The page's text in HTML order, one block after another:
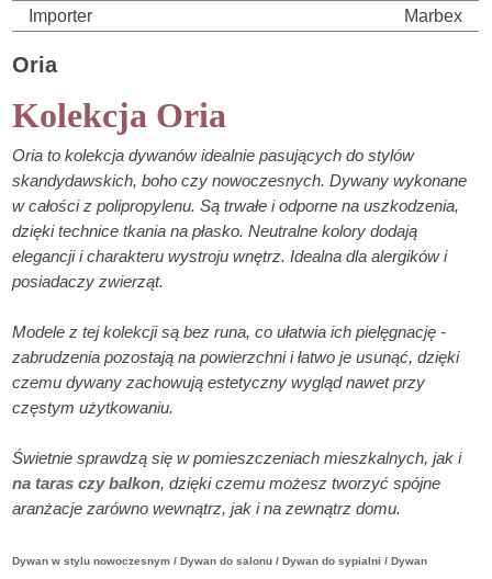
Importer
Marbex
Oria
Kolekcja Oria
Oria to kolekcja dywanów idealnie pasujących do stylów
skandydawskich, boho czy nowoczesnych. Dywany wykonane
w całości z polipropylenu. Są trwałe i odporne na uszkodzenia,
dzięki technice tkania na płasko. Neutralne kolory dodają
elegancji i charakteru wystroju wnętrz. Idealna dla alergików i
posiadaczy zwierząt.
Modele z tej kolekcji są bez runa, co ułatwia ich pielęgnację -
zabrudzenia pozostają na powierzchni i łatwo je usunąć, dzięki
czemu dywany zachowują estetyczny wygląd nawet przy
częstym użytkowaniu.
Świetnie sprawdzą się w pomieszczeniach mieszkalnych, jak i
na taras czy balkon, dzięki czemu możesz tworzyć spójne
aranżacje zarówno wewnątrz, jak i na zewnątrz domu.
Dywan w stylu nowoczesnym / Dywan do salonu / Dywan do sypialni / Dywan